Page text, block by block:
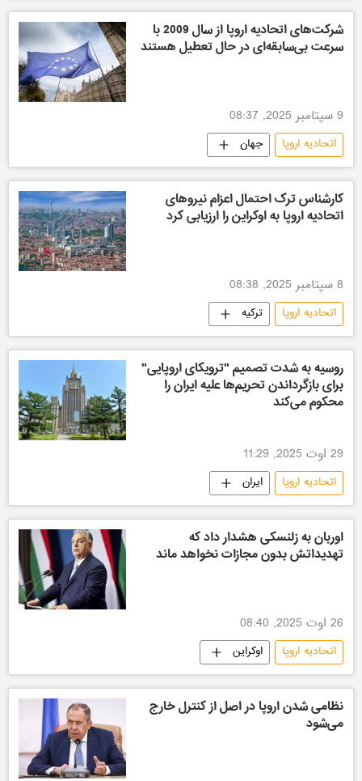
شرکت‌های اتحادیه اروپا از سال 2009 با
سرعت بی‌سابقه‌ای در حال تعطیل هستند
9 سپتامبر 2025, 08:37
اتحادیه اروپا جهان
کارشناس ترک احتمال اعزام نیروهای
اتحادیه اروپا به اوکراین را ارزیابی ‌کرد
8 سپتامبر 2025, 08:38
اتحادیه اروپا ترکیه
روسیه به شدت تصمیم "ترویکای اروپایی"
برای بازگرداندن تحریم‌ها علیه ایران را
محکوم می‌کند
29 اوت 2025, 11:29
اتحادیه اروپا ایران
اوربان به زلنسکی هشدار داد که
تهدیداتش بدون مجازات نخواهد ماند
26 اوت 2025, 08:40
اتحادیه اروپا اوکراین
نظامی شدن اروپا در اصل از کنترل خارج
می‌شود